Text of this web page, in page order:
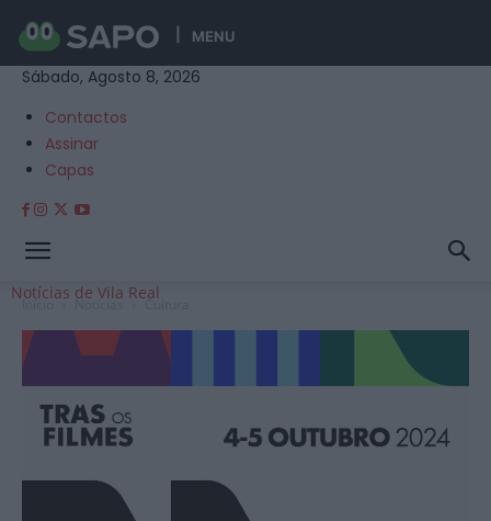
MENU
Sábado, Agosto 8, 2026
Contactos
Assinar
Capas
Notícias de Vila Real
Início Notícias Cultura